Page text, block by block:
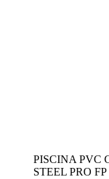
PISCINA PVC
STEEL PRO